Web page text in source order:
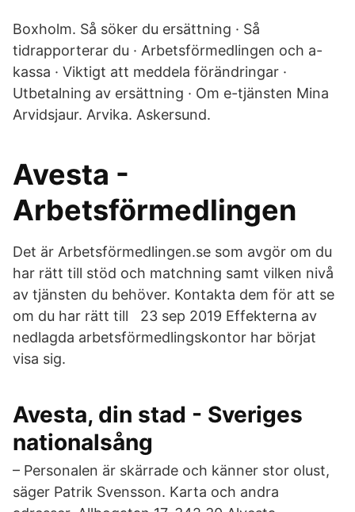
Boxholm. Så söker du ersättning · Så
tidrapporterar du · Arbetsförmedlingen och a-
kassa · Viktigt att meddela förändringar ·
Utbetalning av ersättning · Om e-tjänsten Mina
Arvidsjaur. Arvika. Askersund.
Avesta -
Arbetsförmedlingen
Det är Arbetsförmedlingen.se som avgör om du
har rätt till stöd och matchning samt vilken nivå
av tjänsten du behöver. Kontakta dem för att se
om du har rätt till 23 sep 2019 Effekterna av
nedlagda arbetsförmedlingskontor har börjat
visa sig.
Avesta, din stad - Sveriges
nationalsång
– Personalen är skärrade och känner stor olust,
säger Patrik Svensson. Karta och andra